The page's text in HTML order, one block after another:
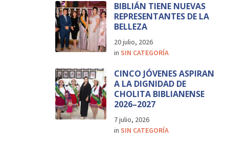
BIBLIÁN TIENE NUEVAS
REPRESENTANTES DE LA
BELLEZA
20 julio, 2026
inSIN CATEGORÍA
CINCO JÓVENES ASPIRAN
A LA DIGNIDAD DE
CHOLITA BIBLIANENSE
2026–2027
7 julio, 2026
inSIN CATEGORÍA